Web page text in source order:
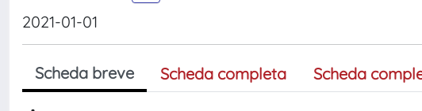
2021-01-01
Scheda breve Scheda completa Scheda